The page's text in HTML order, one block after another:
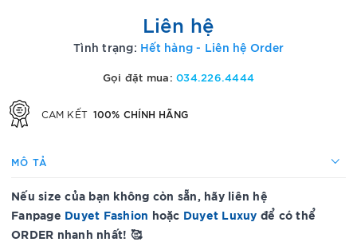
Liên hệ
Tình trạng: Hết hàng - Liên hệ Order
Gọi đặt mua:034.226.4444
CAM KẾT 100% CHÍNH HÃNG
MÔ TẢ
Nếu size của bạn không còn sẵn, hãy liên hệ
Fanpage Duyet Fashion hoặc Duyet Luxuy để có thể
ORDER nhanh nhất! 🥰